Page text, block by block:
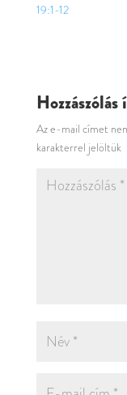
19:1-12
Hozzászólás
Az e-mail címet
karakterrel jelöltük